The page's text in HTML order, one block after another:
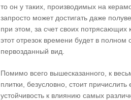
то он у таких, производимых на
запросто может достигать даже
при этом, за счет своих потрясающих
этот отрезок времени будет в
первозданный вид.
Помимо всего вышесказанного, к
плитки, безусловно, стоит
устойчивость к влиянию самых